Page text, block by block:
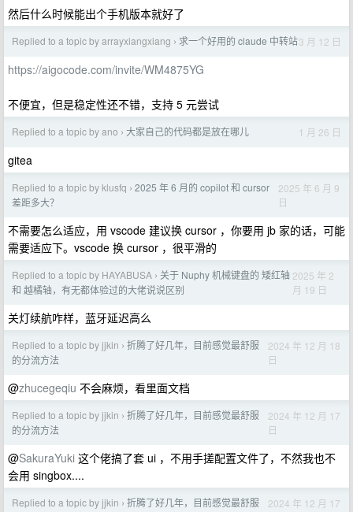
然后什么时候能出个手机版本就好了
Replied to a topic by arrayxiangxiang › 求一个好用的 claude 中转站3 月 12 日
https://aigocode.com/invite/WM4875YG
不便宜，但是稳定性还不错，支持 5 元尝试
Replied to a topic by ano › 大家自己的代码都是放在哪儿 1 月 26 日
gitea
Replied to a topic by klusfq › 2025 年 6 月的 copilot 和 cursor
差距多大？
2025 年 6 月 9
日
不需要怎么适应，用 vscode 建议换 cursor ，你要用 jb 家的话，可能
需要适应下。vscode 换 cursor ，很平滑的
Replied to a topic by HAYABUSA › 关于 Nuphy 机械键盘的 矮红轴
和 越橘轴，有无都体验过的大佬说说区别
2025 年 2
月 19 日
关灯续航咋样，蓝牙延迟高么
Replied to a topic by jjkin › 折腾了好几年，目前感觉最舒服
的分流方法
2024 年 12 月 18
日
@zhucegeqiu 不会麻烦，看里面文档
Replied to a topic by jjkin › 折腾了好几年，目前感觉最舒服
的分流方法
2024 年 12 月 17
日
@SakuraYuki 这个佬搞了套 ui ，不用手搓配置文件了，不然我也不
会用 singbox....
Replied to a topic by jjkin › 折腾了好几年，目前感觉最舒服
2024 年 12 月 17